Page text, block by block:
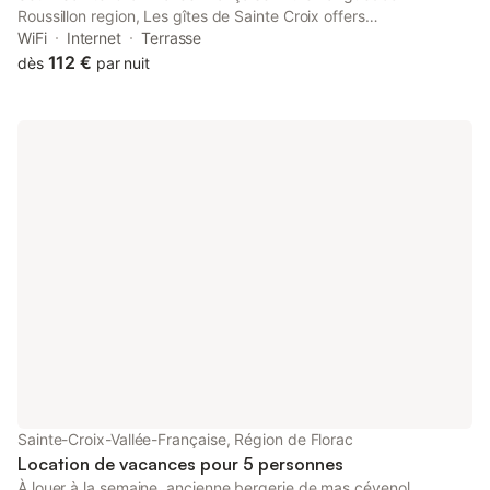
Roussillon region, Les gîtes de Sainte Croix offers
accommodation with free WiFi and free private parking, as well
as access to a hot tub.
WiFi Internet
Terrasse
dès 112 € par nuit
Sainte-Croix-Vallée-Française, Région de Florac
Location de vacances pour 5 personnes